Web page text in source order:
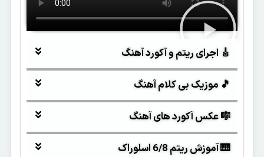
🎸 اجرای ریتم و آکورد آهنگ
🎵 موزیک بی کلام آهنگ
🎼 عکس آکورد های آهنگ
🎹 آموزش ریتم 6/8 اسلوراک